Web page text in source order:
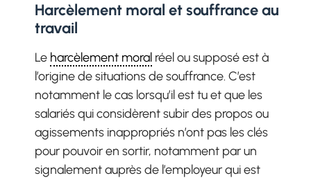
Harcèlement moral et souffrance au
travail
Le harcèlement moralréel ou supposé est à
l’origine de situations de souffrance. C’est
notamment le cas lorsqu’il est tu et que les
salariés qui considèrent subir des propos ou
agissements inappropriés n’ont pas les clés
pour pouvoir en sortir, notamment par un
signalement auprès de l’employeur qui est